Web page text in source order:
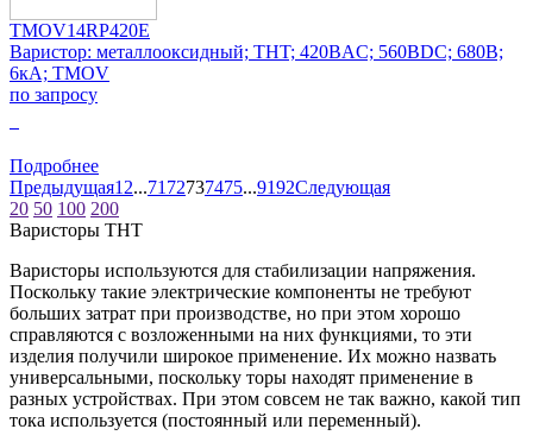
TMOV14RP420E
Варистор: металлооксидный; THT; 420ВAC; 560ВDC; 680В;
6кА; TMOV
по запросу
Подробнее
Предыдущая1 2...71 72737475...9192Следующая
20 50 100 200
Варисторы THT
Варисторы используются для стабилизации напряжения.
Поскольку такие электрические компоненты не требуют
больших затрат при производстве, но при этом хорошо
справляются с возложенными на них функциями, то эти
изделия получили широкое применение. Их можно назвать
универсальными, поскольку торы находят применение в
разных устройствах. При этом совсем не так важно, какой тип
тока используется (постоянный или переменный).